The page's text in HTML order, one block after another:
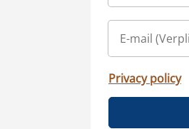
Privacy policy